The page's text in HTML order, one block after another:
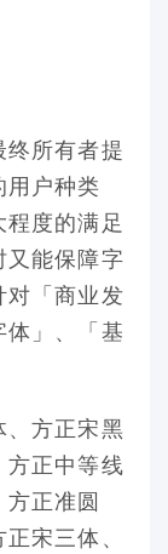
所有者提
户种类
度的满足
又能保障字
对「商业发
」、「基
、方正宋黑
方正中等线
正准圆
宋三体、